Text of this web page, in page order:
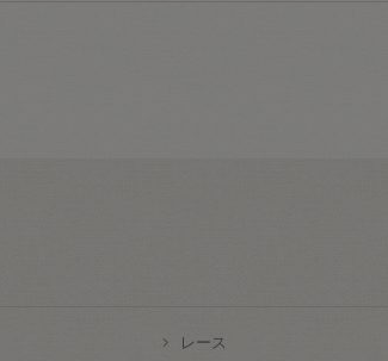
レース